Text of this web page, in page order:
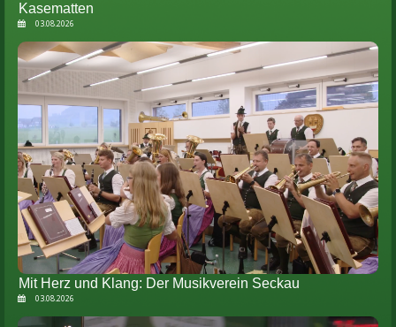
Kasematten
03.08.2026
Mit Herz und Klang: Der Musikverein Seckau
03.08.2026